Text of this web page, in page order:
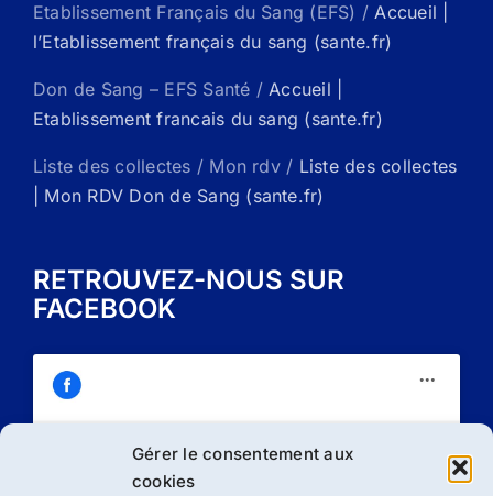
Gérer le consentement aux
cookies
Etablissement Français du Sang (EFS) /Accueil |
l’Etablissement français du sang (sante.fr)
Don de Sang – EFS Santé /Accueil |
Etablissement francais du sang (sante.fr)
Liste des collectes / Mon rdv / Liste des collectes
| Mon RDV Don de Sang (sante.fr)
RETROUVEZ-NOUS SUR
FACEBOOK
Cliquez sur « J’accepte » pour activer